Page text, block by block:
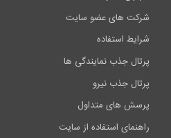
استادان، صاحب نظران و مجریان
پیشنهاد‌های خود ما را به منظور بهبود
شرکت های عضو سایت
شرایط استفاده
پرتال جذب نمایندگی ها
پرتال جذب نیرو
پرسش های متداول
راهنمای استفاده از سایت